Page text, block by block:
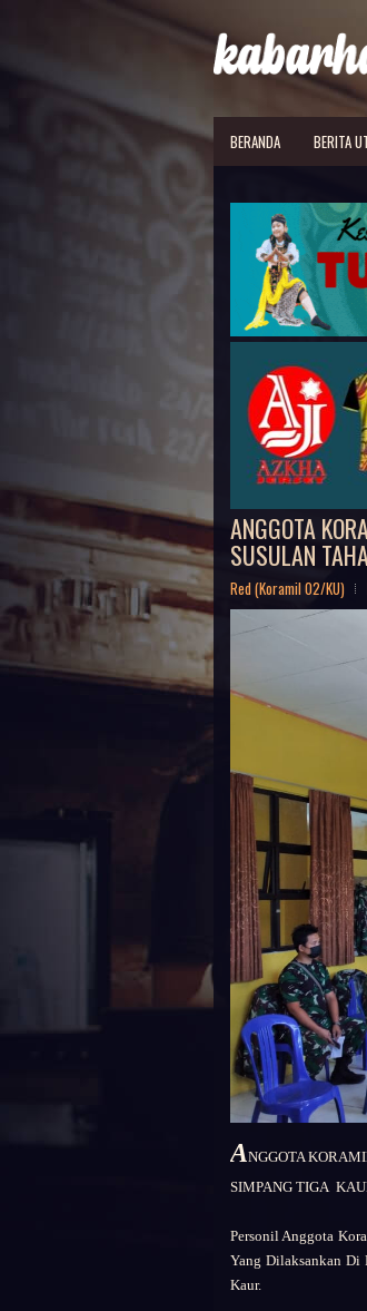
BERANDA BERITA
ANGGOTA
SUSULAN
Red (Koramil 02/KU)
ANGGOTA
SIMPANG TIGA
Personil Anggota
Yang Dilaksankan Di
Kaur.